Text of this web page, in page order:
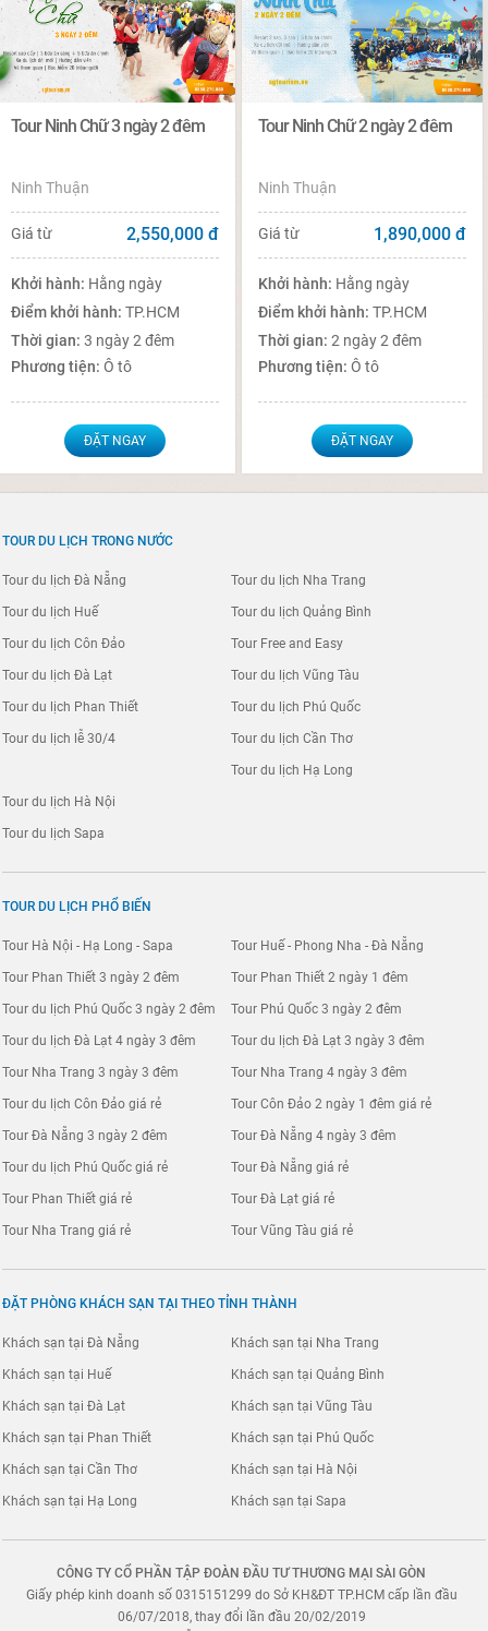
Tour Ninh Chữ 3 ngày 2 đêm
Ninh Thuận
Giá từ 2,550,000 đ
Khởi hành: Hằng ngày
Điểm khởi hành:TP.HCM
Thời gian:3 ngày 2 đêm
Phương tiện:Ô tô
ĐẶT NGAY
Tour Ninh Chữ 2 ngày 2 đêm
Ninh Thuận
Giá từ 1,890,000 đ
Khởi hành: Hằng ngày
Điểm khởi hành:TP.HCM
Thời gian:2 ngày 2 đêm
Phương tiện:Ô tô
ĐẶT NGAY
TOUR DU LỊCH TRONG NƯỚC
Tour du lịch Đà Nẵng
Tour du lịch Huế
Tour du lịch Côn Đảo
Tour du lịch Nha Trang
Tour du lịch Quảng Bình
Tour Free and Easy
Tour du lịch Đà Lạt
Tour du lịch Phan Thiết
Tour du lịch lễ 30/4
Tour du lịch Vũng Tàu
Tour du lịch Phú Quốc
Tour du lịch Cần Thơ
Tour du lịch Hạ Long
Tour du lịch Hà Nội
Tour du lịch Sapa
TOUR DU LỊCH PHỔ BIẾN
Tour Hà Nội - Hạ Long - Sapa Tour Huế - Phong Nha - Đà Nẵng
Tour Phan Thiết 3 ngày 2 đêm Tour Phan Thiết 2 ngày 1 đêm
Tour du lịch Phú Quốc 3 ngày 2 đêm Tour Phú Quốc 3 ngày 2 đêm
Tour du lịch Đà Lạt 4 ngày 3 đêm Tour du lịch Đà Lạt 3 ngày 3 đêm
Tour Nha Trang 3 ngày 3 đêm Tour Nha Trang 4 ngày 3 đêm
Tour du lịch Côn Đảo giá rẻ Tour Côn Đảo 2 ngày 1 đêm giá rẻ
Tour Đà Nẵng 3 ngày 2 đêm Tour Đà Nẵng 4 ngày 3 đêm
Tour du lịch Phú Quốc giá rẻ Tour Đà Nẵng giá rẻ
Tour Phan Thiết giá rẻ Tour Đà Lạt giá rẻ
Tour Nha Trang giá rẻ Tour Vũng Tàu giá rẻ
ĐẶT PHÒNG KHÁCH SẠN TẠI THEO TỈNH THÀNH
Khách sạn tại Đà Nẵng
Khách sạn tại Huế
Khách sạn tại Nha Trang
Khách sạn tại Quảng Bình
Khách sạn tại Đà Lạt
Khách sạn tại Phan Thiết
Khách sạn tại Vũng Tàu
Khách sạn tại Phú Quốc
Khách sạn tại Cần Thơ
Khách sạn tại Hạ Long
Khách sạn tại Hà Nội
Khách sạn tại Sapa
CÔNG TY CỔ PHẦN TẬP ĐOÀN ĐẦU TƯ THƯƠNG MẠI SÀI GÒN
Giấy phép kinh doanh số 0315151299 do Sở KH&ĐT TP.HCM cấp lần đầu
06/07/2018, thay đổi lần đầu 20/02/2019